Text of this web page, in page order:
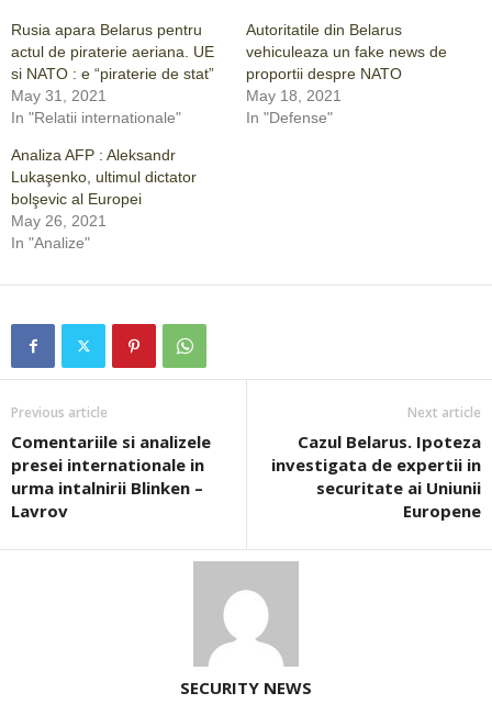
Rusia apara Belarus pentru
actul de piraterie aeriana. UE
si NATO : e “piraterie de stat”
May 31, 2021
In "Relatii internationale"
Autoritatile din Belarus
vehiculeaza un fake news de
proportii despre NATO
May 18, 2021
In "Defense"
Analiza AFP : Aleksandr
Lukaşenko, ultimul dictator
bolşevic al Europei
May 26, 2021
In "Analize"
Previous article
Comentariile si analizele
presei internationale in
urma intalnirii Blinken –
Lavrov
Next article
Cazul Belarus. Ipoteza
investigata de expertii in
securitate ai Uniunii
Europene
SECURITY NEWS